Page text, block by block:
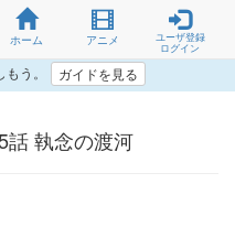
ホーム アニメ
ユーザ登録
ログイン
う。 ガイドを見る
話 執念の渡河